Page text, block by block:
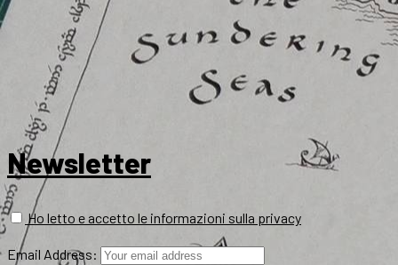
Newsletter
Ho letto e accetto le informazioni sulla privacy
Email Address: